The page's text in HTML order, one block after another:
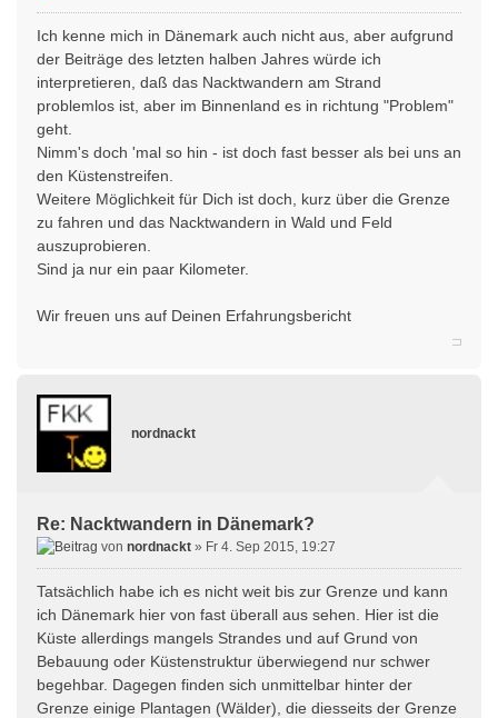
Ich kenne mich in Dänemark auch nicht aus, aber aufgrund
der Beiträge des letzten halben Jahres würde ich
interpretieren, daß das Nacktwandern am Strand
problemlos ist, aber im Binnenland es in richtung "Problem"
geht.
Nimm's doch 'mal so hin - ist doch fast besser als bei uns an
den Küstenstreifen.
Weitere Möglichkeit für Dich ist doch, kurz über die Grenze
zu fahren und das Nacktwandern in Wald und Feld
auszuprobieren.
Sind ja nur ein paar Kilometer.
Wir freuen uns auf Deinen Erfahrungsbericht
nordnackt
Re: Nacktwandern in Dänemark?
von nordnackt » Fr 4. Sep 2015, 19:27
Tatsächlich habe ich es nicht weit bis zur Grenze und kann
ich Dänemark hier von fast überall aus sehen. Hier ist die
Küste allerdings mangels Strandes und auf Grund von
Bebauung oder Küstenstruktur überwiegend nur schwer
begehbar. Dagegen finden sich unmittelbar hinter der
Grenze einige Plantagen (Wälder), die diesseits der Grenze